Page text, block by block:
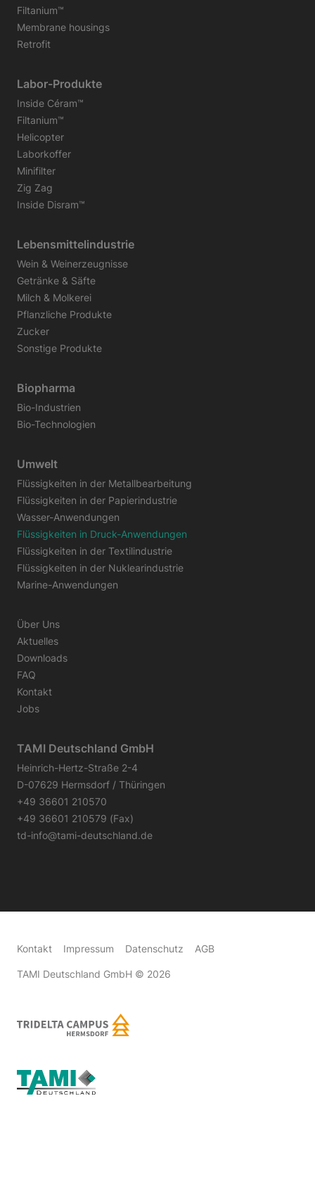
Filtanium™
Membrane housings
Retrofit
Labor-Produkte
Inside Céram™
Filtanium™
Helicopter
Laborkoffer
Minifilter
Zig Zag
Inside Disram™
Lebensmittelindustrie
Wein & Weinerzeugnisse
Getränke & Säfte
Milch & Molkerei
Pflanzliche Produkte
Zucker
Sonstige Produkte
Biopharma
Bio-Industrien
Bio-Technologien
Umwelt
Flüssigkeiten in der Metallbearbeitung
Flüssigkeiten in der Papierindustrie
Wasser-Anwendungen
Flüssigkeiten in Druck-Anwendungen
Flüssigkeiten in der Textilindustrie
Flüssigkeiten in der Nuklearindustrie
Marine-Anwendungen
Über Uns
Aktuelles
Downloads
FAQ
Kontakt
Jobs
TAMI Deutschland GmbH
Heinrich-Hertz-Straße 2-4
D-07629 Hermsdorf / Thüringen
+49 36601 210570
+49 36601 210579 (Fax)
td-info@tami-deutschland.de
Kontakt Impressum Datenschutz AGB
TAMI Deutschland GmbH © 2026